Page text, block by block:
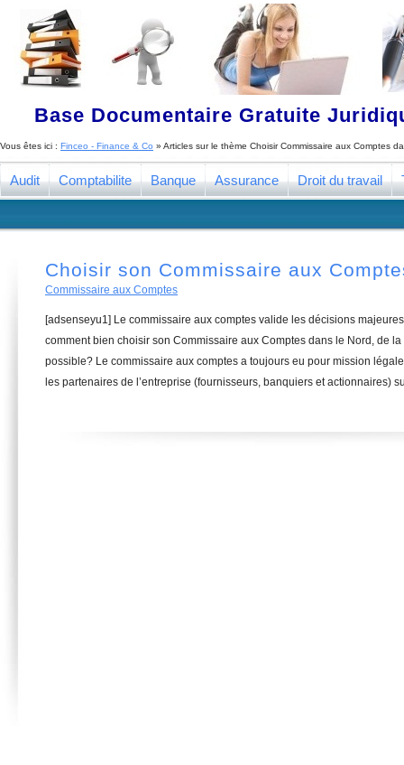
Base Documentaire Gratuite
Vous êtes ici : Finceo - Finance & Co » Articles sur le thème Choisir Commissaire aux Comptes
Audit Comptabilite Banque Assurance Droit du travail
Choisir son Commissaire aux
Commissaire aux Comptes
[adsenseyu1] Le commissaire aux comptes valide les décisions
comment bien choisir son Commissaire aux Comptes dans le Nord, de
possible? Le commissaire aux comptes a toujours eu pour mission
les partenaires de l’entreprise (fournisseurs, banquiers et actionnaires)